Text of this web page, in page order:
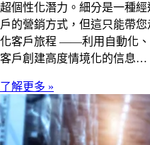
超個性化潛力。細分是一種
戶的營銷方式，但這只能帶
化客戶旅程 ——利用自動化、
客戶創建高度情境化的信息…
了解更多 »